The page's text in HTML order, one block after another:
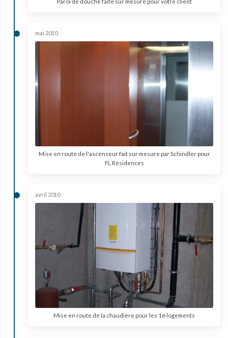
mai 2010
Mise en route de l'ascenseur fait sur mesure par Schindler pour
FL Résidences
avril 2010
Mise en route de la chaudière pour les 16 logements